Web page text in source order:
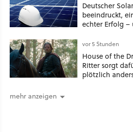
Deutscher
beeindruckt,
echter Erfolg –
jede Zahl
vor 5 Stunden
House of the
Ritter sorgt
plötzlich
mehr anzeigen